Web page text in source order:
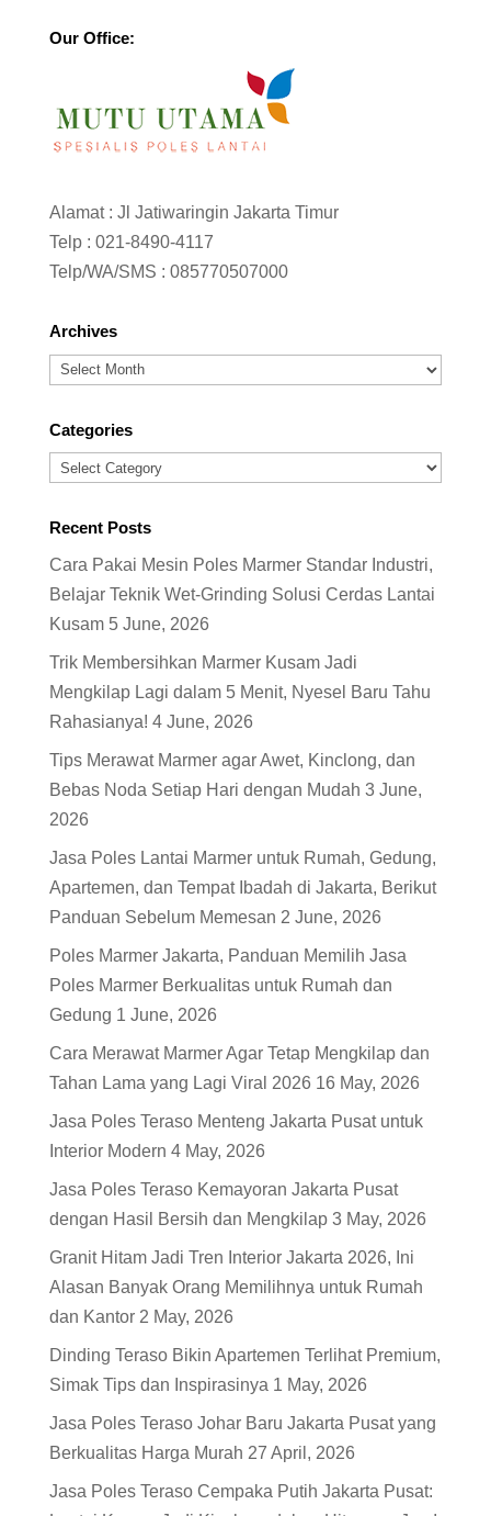
Our Office:
Alamat : Jl Jatiwaringin Jakarta Timur
Telp : 021-8490-4117
Telp/WA/SMS : 085770507000
Archives
Archives
Categories
Categories
Recent Posts
Cara Pakai Mesin Poles Marmer Standar Industri,
Belajar Teknik Wet-Grinding Solusi Cerdas Lantai
Kusam 5 June, 2026
Trik Membersihkan Marmer Kusam Jadi
Mengkilap Lagi dalam 5 Menit, Nyesel Baru Tahu
Rahasianya! 4 June, 2026
Tips Merawat Marmer agar Awet, Kinclong, dan
Bebas Noda Setiap Hari dengan Mudah 3 June,
2026
Jasa Poles Lantai Marmer untuk Rumah, Gedung,
Apartemen, dan Tempat Ibadah di Jakarta, Berikut
Panduan Sebelum Memesan 2 June, 2026
Poles Marmer Jakarta, Panduan Memilih Jasa
Poles Marmer Berkualitas untuk Rumah dan
Gedung 1 June, 2026
Cara Merawat Marmer Agar Tetap Mengkilap dan
Tahan Lama yang Lagi Viral 2026 16 May, 2026
Jasa Poles Teraso Menteng Jakarta Pusat untuk
Interior Modern 4 May, 2026
Jasa Poles Teraso Kemayoran Jakarta Pusat
dengan Hasil Bersih dan Mengkilap 3 May, 2026
Granit Hitam Jadi Tren Interior Jakarta 2026, Ini
Alasan Banyak Orang Memilihnya untuk Rumah
dan Kantor 2 May, 2026
Dinding Teraso Bikin Apartemen Terlihat Premium,
Simak Tips dan Inspirasinya 1 May, 2026
Jasa Poles Teraso Johar Baru Jakarta Pusat yang
Berkualitas Harga Murah 27 April, 2026
Jasa Poles Teraso Cempaka Putih Jakarta Pusat: